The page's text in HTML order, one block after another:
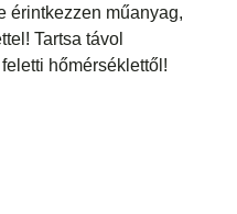
érintkezzen műanyag,
Tartsa távol
hőmérséklettől!